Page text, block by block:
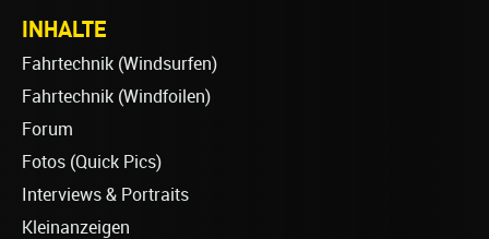
INHALTE
Fahrtechnik (Windsurfen)
Fahrtechnik (Windfoilen)
Forum
Fotos (Quick Pics)
Interviews & Portraits
Kleinanzeigen